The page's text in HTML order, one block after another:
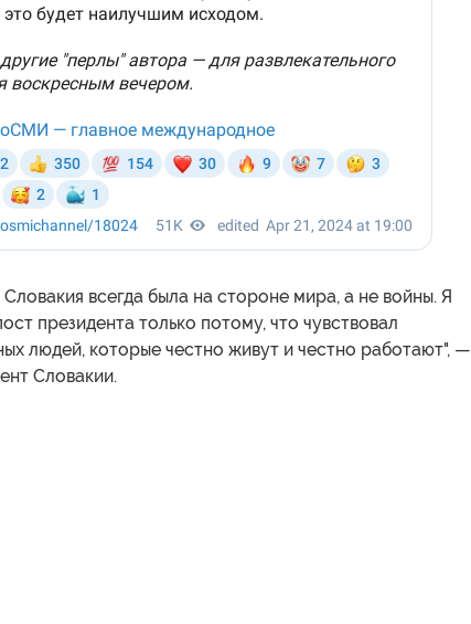
всегда была на стороне мира, а не войны. Я
президента только потому, что чувствовал
людей, которые честно живут и честно работают", —
Словакии.